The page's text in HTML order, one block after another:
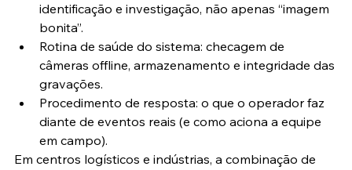
identificação e investigação, não apenas “imagem
bonita”.
Rotina de saúde do sistema: checagem de
câmeras offline, armazenamento e integridade das
gravações.
Procedimento de resposta: o que o operador faz
diante de eventos reais (e como aciona a equipe
em campo).
Em centros logísticos e indústrias, a combinação de